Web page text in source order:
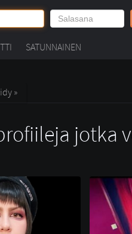
SATUNNAINEN
»
jotka